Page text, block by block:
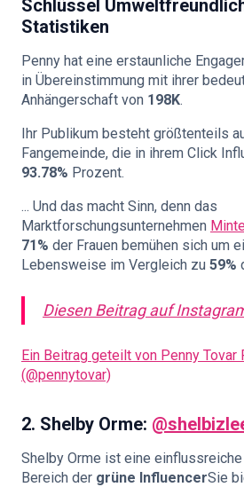
Schlüssel
Statistiken
Penny hat eine erstaunliche
in Übereinstimmung mit ihrer
Anhängerschaft von 198K.
Ihr Publikum besteht größtenteils
Fangemeinde, die in ihrem Click
93.78% Prozent.
... Und das macht Sinn, denn das
Marktforschungsunternehmen
71% der Frauen bemühen sich um
Lebensweise im Vergleich zu 59%
Diesen Beitrag auf
Ein Beitrag geteilt von Penny Tovar
(@pennytovar)
2. Shelby Orme:
Shelby Orme ist eine
Bereich der grüne InfluencerSie